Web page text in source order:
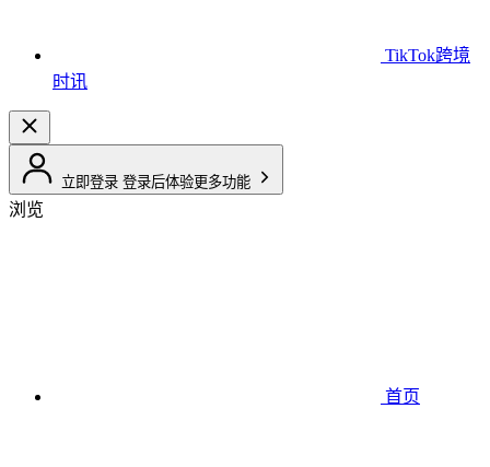
TikTok跨境
时讯
立即登录 登录后体验更多功能
浏览
首页